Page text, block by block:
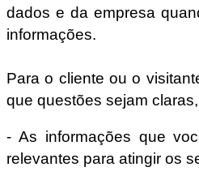
dados e da empresa
informações.
Para o cliente ou o
que questões sejam
- As informações que
relevantes para atingir os